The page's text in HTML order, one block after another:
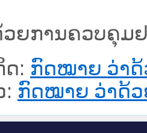
ຍການຄວບຄຸມ
ດ: ກົດໝາຍ ວ່າດ້
: ກົດໝາຍ ວ່າດ້ວ